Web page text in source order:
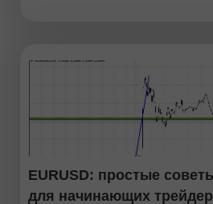
EURUSD: простые
для начинающих